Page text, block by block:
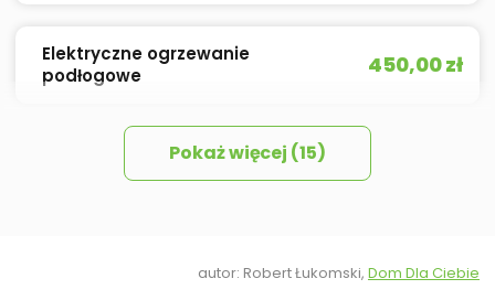
Elektryczne ogrzewanie
podłogowe
450,00 zł
Izolacja celulozowa
540,00 zł
Pokaż więcej (15)
autor: Robert Łukomski, Dom Dla Ciebie